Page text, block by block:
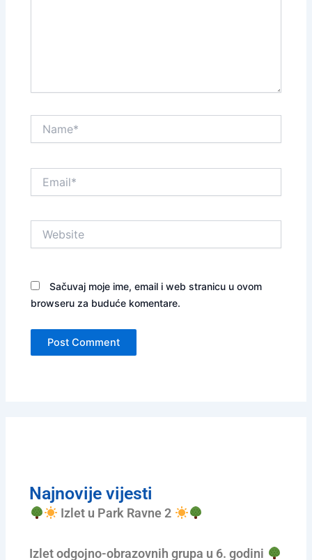
Sačuvaj moje ime, email i web stranicu u ovom
browseru za buduće komentare.
Najnovije vijesti
Izlet u Park Ravne 2
Izlet odgojno-obrazovnih grupa u 6. godini